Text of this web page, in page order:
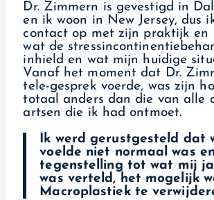
Dr. Zimmern is gevestigd in
en ik woon in New Jersey, dus
contact op met zijn praktijk en
wat de
inhield en wat mijn huidige
Vanaf het moment dat Dr.
tele-gesprek voerde, was zijn
totaal anders dan die van alle
artsen die ik had ontmoet.
Ik werd gerustgesteld dat
voelde niet normaal was
tegenstelling tot wat mij
was verteld, het mogelijk
Macroplastiek te